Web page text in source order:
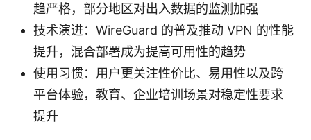
趋严格，部分地区对出入数据的监测加强
技术演进：WireGuard 的普及推动 VPN 的性能
提升，混合部署成为提高可用性的趋势
使用习惯：用户更关注性价比、易用性以及跨
平台体验，教育、企业培训场景对稳定性要求
提升